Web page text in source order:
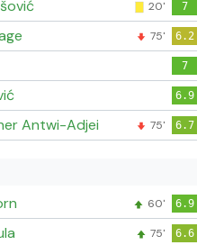
20' 7
75' 6.2
7
6.9
Antwi-Adjei 75' 6.7
60' 6.9
75' 6.6